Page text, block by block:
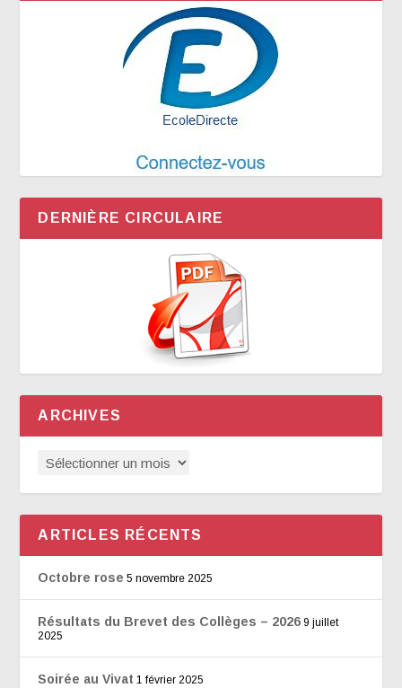
DERNIÈRE CIRCULAIRE
ARCHIVES
ARTICLES RÉCENTS
Octobre rose 5 novembre 2025
Résultats du Brevet des Collèges – 2026 9 juillet
2025
Soirée au Vivat 1 février 2025